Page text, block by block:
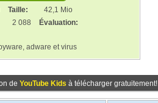
Taille:
42,1 Mio
2 088 Évaluation:
adware et virus
de YouTube Kids à télécharger gratuitement!